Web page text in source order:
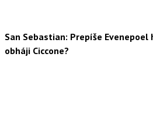
San Sebastian: Prepíše
obháji Ciccone?